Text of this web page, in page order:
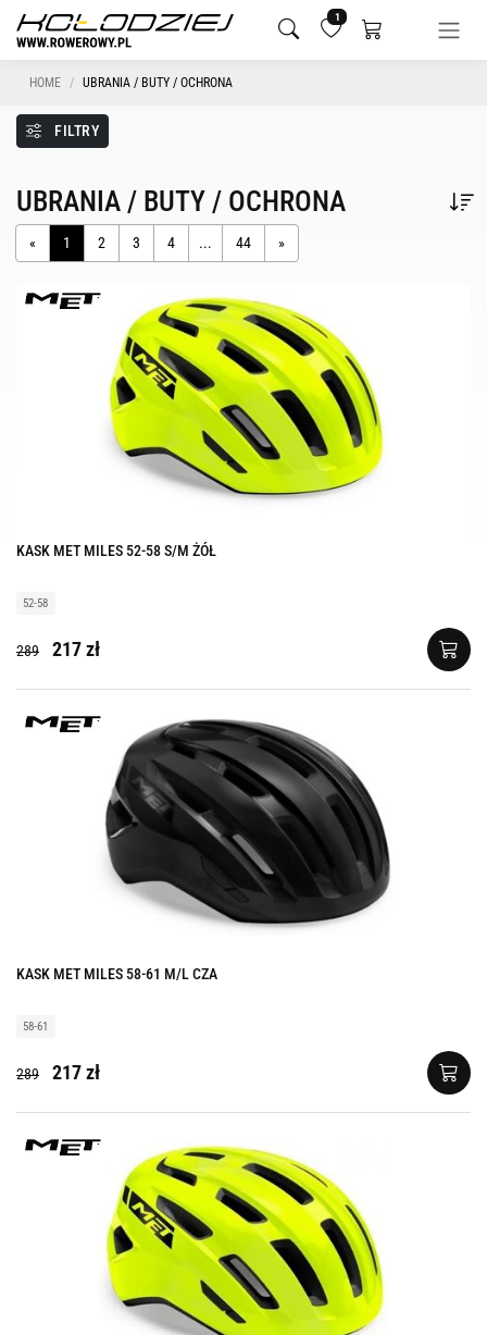
1
HOME UBRANIA / BUTY / OCHRONA
FILTRY
UBRANIA / BUTY / OCHRONA
« 1 2 3 4 ... 44 »
KASK MET MILES 52-58 S/M ŻÓŁ
52-58
289 217 zł
KASK MET MILES 58-61 M/L CZA
58-61
289 217 zł